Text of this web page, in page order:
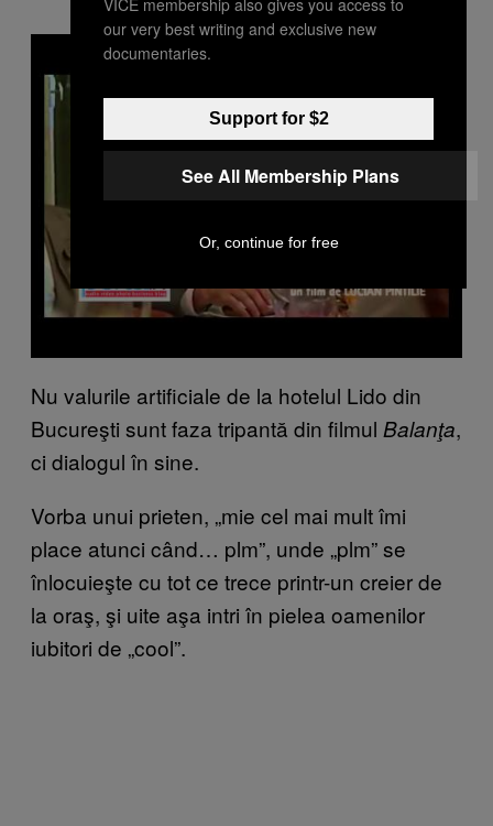
Nu valurile artificiale de la hotelul Lido din
Bucureşti sunt faza tripantă din filmul Balanţa,
ci dialogul în sine.
Vorba unui prieten, „mie cel mai mult îmi
place atunci când… plm”, unde „plm” se
înlocuieşte cu tot ce trece printr-un creier de
la oraş, şi uite aşa intri în pielea oamenilor
iubitori de „cool”.
our very best writing and exclusive new
documentaries.
Support for $2
See All Membership Plans
Or, continue for free